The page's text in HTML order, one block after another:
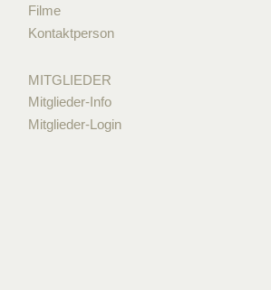
Filme
Kontaktperson
MITGLIEDER
Mitglieder-Info
Mitglieder-Login